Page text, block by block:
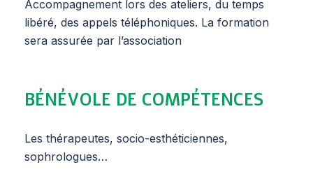
Accompagnement lors des ateliers, du temps
libéré, des appels téléphoniques. La formation
sera assurée par l’association
BÉNÉVOLE DE COMPÉTENCES
Les thérapeutes, socio-esthéticiennes,
sophrologues…